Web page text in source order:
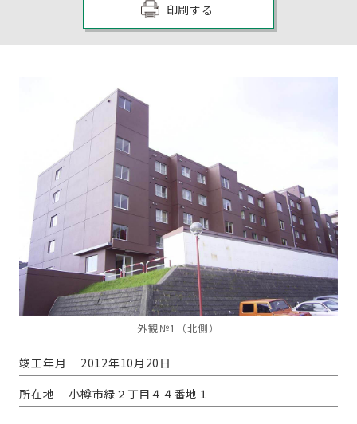
印刷する
外観№1（北側）
竣工年月
2012年10月20日
所在地
小樽市緑２丁目４４番地１